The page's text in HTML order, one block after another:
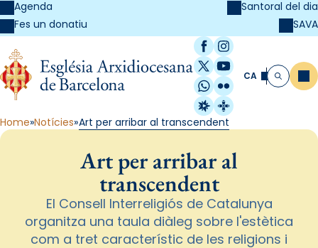
Agenda
Fes un donatiu
Santoral del dia
SAVA
Facebook
Instagram
X / Twitter
YouTube
WhatsApp
Flickr
Radio Estel
Catalunya
CA Cerca
Home Notícies Art per arribar al transcendent
Art per arribar al
transcendent
El Consell Interreligiós de Catalunya
organitza una taula diàleg sobre l'estètica
com a tret característic de les religions i